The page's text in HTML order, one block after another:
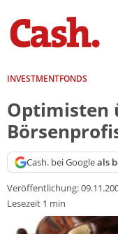
INVESTMENTFONDS
Optimisten
Cash. bei Googleals
Veröffentlichung:
Lesezeit 1 min